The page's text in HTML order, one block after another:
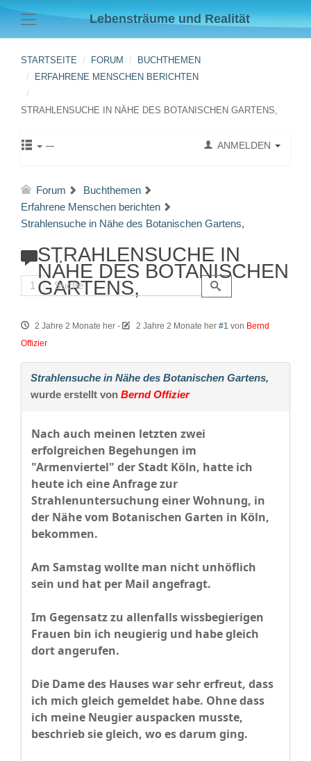
Lebensträume und Realität
STARTSEITE FORUM
BUCHTHEMEN
ERFAHRENE MENSCHEN BERICHTEN
STRAHLENSUCHE IN NÄHE DES BOTANISCHEN GARTENS,
ANMELDEN
Forum
Buchthemen
Erfahrene Menschen berichten
Strahlensuche in Nähe des Botanischen Gartens,
STRAHLENSUCHE IN
NÄHE DES BOTANISCHEN
GARTENS,
1
2 Jahre 2 Monate her - 2 Jahre 2 Monate her #1 von Bernd
Offizier
Strahlensuche in Nähe des Botanischen Gartens,
wurde erstellt von Bernd Offizier
Nach auch meinen letzten zwei
erfolgreichen Begehungen im
"Armenviertel" der Stadt Köln, hatte ich
heute ich eine Anfrage zur
Strahlenuntersuchung einer Wohnung, in
der Nähe vom Botanischen Garten in Köln,
bekommen.
Am Samstag wollte man nicht unhöflich
sein und hat per Mail angefragt.
Im Gegensatz zu allenfalls wissbegierigen
Frauen bin ich neugierig und habe gleich
dort angerufen.
Die Dame des Hauses war sehr erfreut, dass
ich mich gleich gemeldet habe. Ohne dass
ich meine Neugier auspacken musste,
beschrieb sie gleich, wo es darum ging.